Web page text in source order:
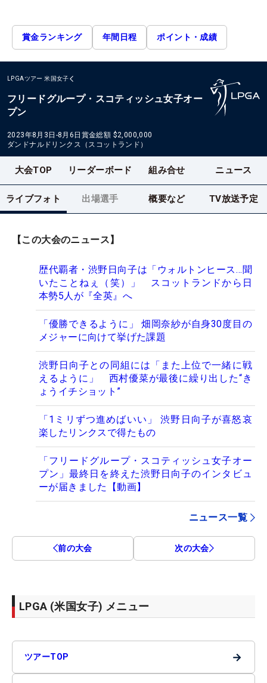
賞金ランキング 年間日程 ポイント・成績
LPGAツアー 米国女子
フリードグループ・スコティッシュ女子オー
プン
2023年8月3日-8月6日 賞金総額 $2,000,000
ダンドナルドリンクス（スコットランド）
大会TOP リーダーボード 組み合せ ニュース
ライブフォト 出場選手 概要など TV放送予定
【この大会のニュース】
歴代覇者・渋野日向子は「ウォルトンヒース…聞
いたことねぇ（笑）」 スコットランドから日
本勢5人が『全英』へ
「優勝できるように」 畑岡奈紗が自身30度目の
メジャーに向けて挙げた課題
渋野日向子との同組には「また上位で一緒に戦
えるように」 西村優菜が最後に繰り出した“き
ょうイチショット”
「1ミリずつ進めばいい」 渋野日向子が喜怒哀
楽したリンクスで得たもの
「フリードグループ・スコティッシュ女子オー
プン」最終日を終えた渋野日向子のインタビュ
ーが届きました【動画】
ニュース一覧
前の大会 次の大会
LPGA (米国女子) メニュー
ツアーTOP →